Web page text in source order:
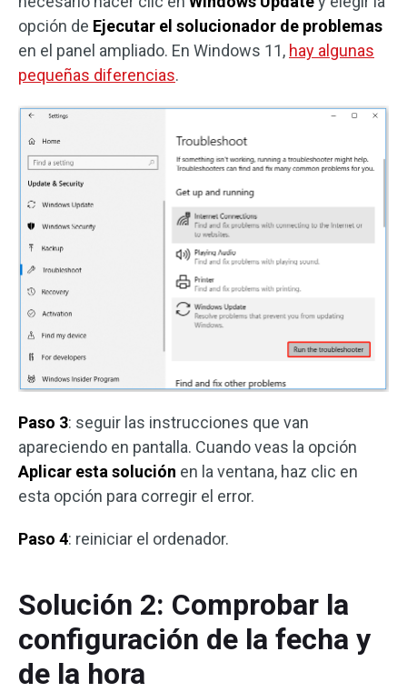
opción de Ejecutar el solucionador de problemas
en el panel ampliado. En Windows 11, hay algunas
pequeñas diferencias.
Paso 3: seguir las instrucciones que van
apareciendo en pantalla. Cuando veas la opción
Aplicar esta solución en la ventana, haz clic en
esta opción para corregir el error.
Paso 4: reiniciar el ordenador.
Solución 2: Comprobar la
configuración de la fecha y
de la hora